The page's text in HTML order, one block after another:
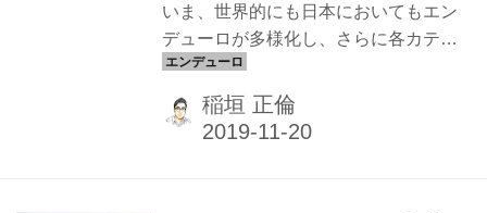
いま、世界的にも日本においてもエン
デューロが多様化し、さらに各カテゴ
リが先鋭化し続けているが、そのなか
でも特別なものだと言える。参加者は
600名、関わる関係者は2000名を超え
稲垣 正倫